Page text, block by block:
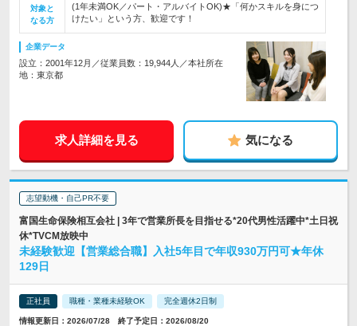
対象と
なる方
(1年未満OK／パート・アルバイトOK)★「何かスキルを身につ
けたい」という方、歓迎です！
企業データ
設立：2001年12月／従業員数：19,944人／本社所在
地：東京都
求人詳細を見る 気になる
志望動機・自己PR不要
富国生命保険相互会社 | 3年で営業所長を目指せる*20代男性活躍中*土日祝
休*TVCM放映中
未経験歓迎【営業総合職】入社5年目で年収930万円可★年休
129日
正社員 職種・業種未経験OK 完全週休2日制
情報更新日：2026/07/28 終了予定日：2026/08/20